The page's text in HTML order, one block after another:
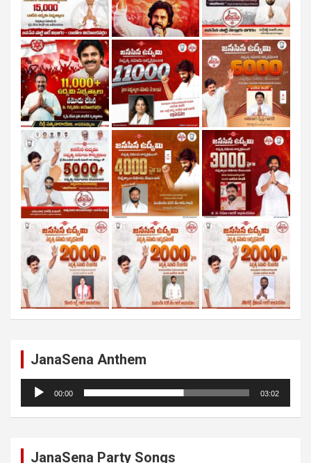
JanaSena Anthem
Audio
Player
00:00 03:02
JanaSena Party Songs